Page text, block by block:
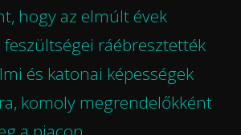
hogy az elmúlt évek
ráébresztették
és katonai képességek
komoly megrendelőkként